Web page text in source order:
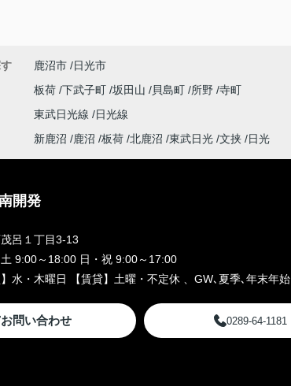
鹿沼市
日光市
板荷 下武子町 坂田山 貝島町 所野 寺町
東武日光線
日光線
新鹿沼 鹿沼 板荷 北鹿沼 東武日光 文挟 日光
開発
呂１丁目3-13
土 9:00～18:00 日・祝 9:00～17:00
】水・木曜日 【賃貸】土曜・不定休 、GW､夏季､年末年始
お問い合わせ 0289-64-1181